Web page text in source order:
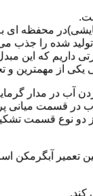
محفظه
شده را
که این
از مهمترین و
آب در مدار
پمپ لازم است آب
دو نوع قسمت
تعمیر